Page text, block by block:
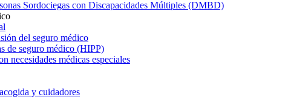
Sordociegas con Discapacidades Múltiples (DMBD)
del seguro médico
de seguro médico (HIPP)
necesidades médicas especiales
y cuidadores